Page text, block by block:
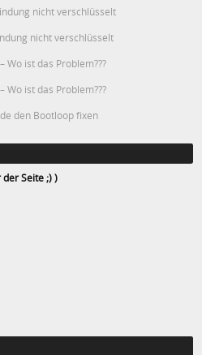
nicht verschlüsselt
nicht verschlüsselt
Wo ist das Problem???
Wo ist das Problem???
den Bootloop fixen
Seite ;) )